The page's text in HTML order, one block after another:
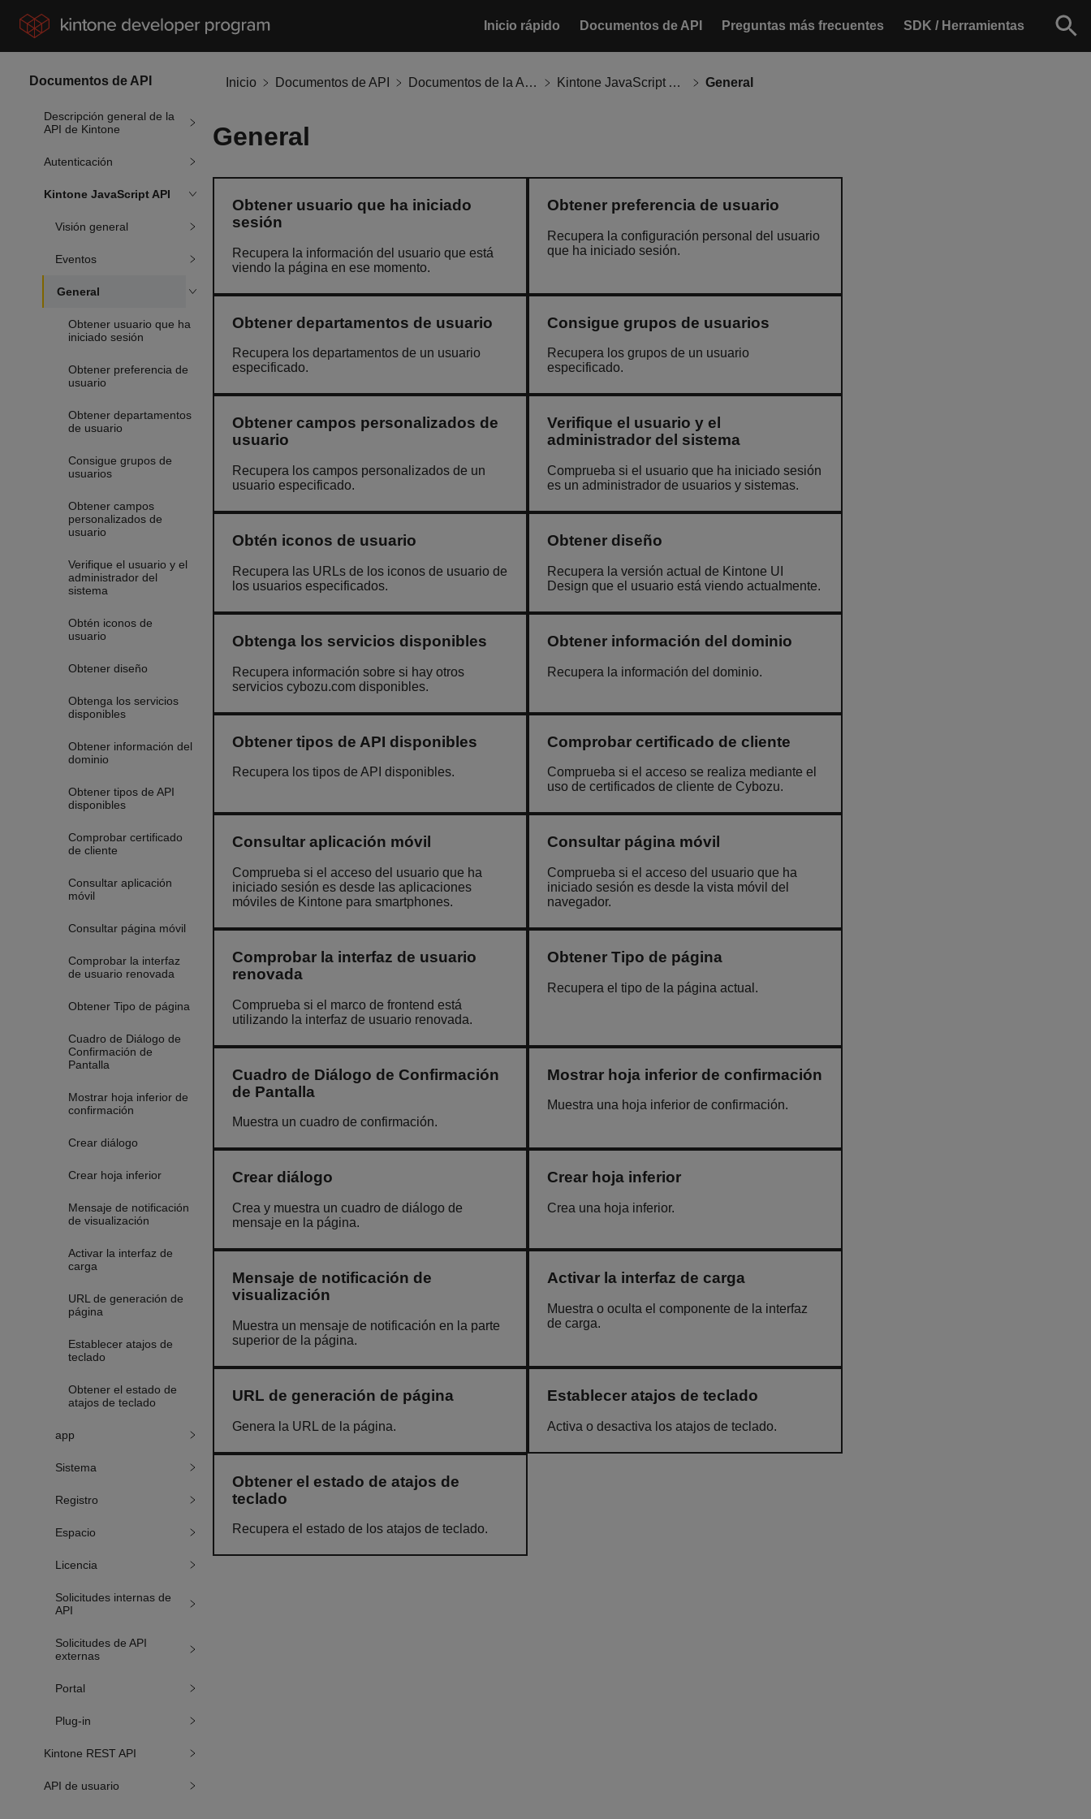
Inicio rápido Documentos de API Preguntas más frecuentes SDK / Herramientas
Documentos de API
Descripción general de la
API de Kintone
Autenticación
Kintone JavaScript API
Visión general
Eventos
General
Obtener usuario que ha
iniciado sesión
Obtener preferencia de
usuario
Obtener departamentos
de usuario
Consigue grupos de
usuarios
Obtener campos
personalizados de
usuario
Verifique el usuario y el
administrador del
sistema
Obtén iconos de
usuario
Obtener diseño
Obtenga los servicios
disponibles
Obtener información del
dominio
Obtener tipos de API
disponibles
Comprobar certificado
de cliente
Consultar aplicación
móvil
Consultar página móvil
Comprobar la interfaz
de usuario renovada
Obtener Tipo de página
Cuadro de Diálogo de
Confirmación de
Pantalla
Mostrar hoja inferior de
confirmación
Crear diálogo
Crear hoja inferior
Mensaje de notificación
de visualización
Activar la interfaz de
carga
URL de generación de
página
Establecer atajos de
teclado
Obtener el estado de
atajos de teclado
app
Sistema
Registro
Espacio
Licencia
Solicitudes internas de
API
Solicitudes de API
externas
Portal
Plug-in
Kintone REST API
API de usuario
Inicio Documentos de API Documentos de la API de Kintone Kintone JavaScript API General
General
Obtener usuario que ha iniciado
sesión
Recupera la información del usuario que está
viendo la página en ese momento.
Obtener preferencia de usuario
Recupera la configuración personal del usuario
que ha iniciado sesión.
Obtener departamentos de usuario
Recupera los departamentos de un usuario
especificado.
Consigue grupos de usuarios
Recupera los grupos de un usuario
especificado.
Obtener campos personalizados de
usuario
Recupera los campos personalizados de un
usuario especificado.
Verifique el usuario y el
administrador del sistema
Comprueba si el usuario que ha iniciado sesión
es un administrador de usuarios y sistemas.
Obtén iconos de usuario
Recupera las URLs de los iconos de usuario de
los usuarios especificados.
Obtener diseño
Recupera la versión actual de Kintone UI
Design que el usuario está viendo actualmente.
Obtenga los servicios disponibles
Recupera información sobre si hay otros
servicios cybozu.com disponibles.
Obtener información del dominio
Recupera la información del dominio.
Obtener tipos de API disponibles
Recupera los tipos de API disponibles.
Comprobar certificado de cliente
Comprueba si el acceso se realiza mediante el
uso de certificados de cliente de Cybozu.
Consultar aplicación móvil
Comprueba si el acceso del usuario que ha
iniciado sesión es desde las aplicaciones
móviles de Kintone para smartphones.
Consultar página móvil
Comprueba si el acceso del usuario que ha
iniciado sesión es desde la vista móvil del
navegador.
Comprobar la interfaz de usuario
renovada
Comprueba si el marco de frontend está
utilizando la interfaz de usuario renovada.
Obtener Tipo de página
Recupera el tipo de la página actual.
Cuadro de Diálogo de Confirmación
de Pantalla
Muestra un cuadro de confirmación.
Mostrar hoja inferior de confirmación
Muestra una hoja inferior de confirmación.
Crear diálogo
Crea y muestra un cuadro de diálogo de
mensaje en la página.
Crear hoja inferior
Crea una hoja inferior.
Mensaje de notificación de
visualización
Muestra un mensaje de notificación en la parte
superior de la página.
Activar la interfaz de carga
Muestra o oculta el componente de la interfaz
de carga.
URL de generación de página
Genera la URL de la página.
Establecer atajos de teclado
Activa o desactiva los atajos de teclado.
Obtener el estado de atajos de
teclado
Recupera el estado de los atajos de teclado.